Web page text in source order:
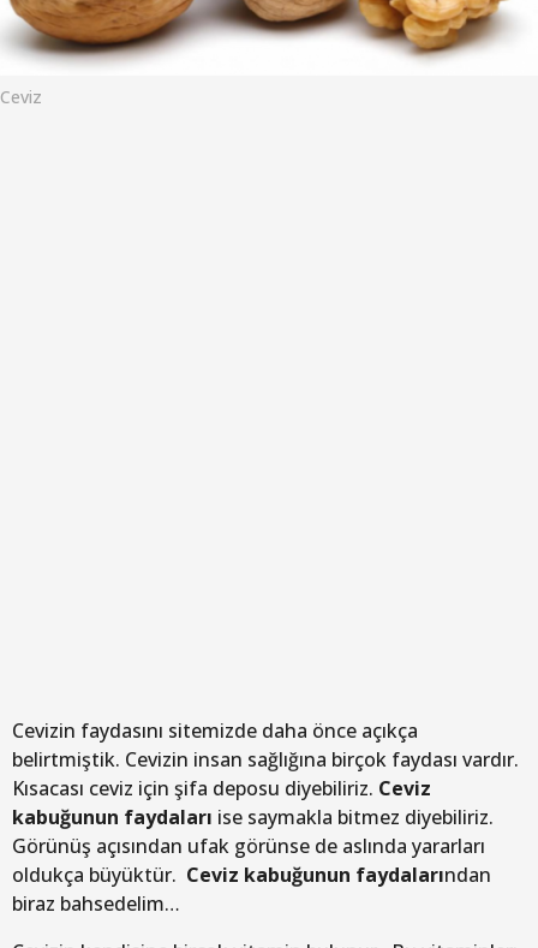
o
Ceviz
Cevizin faydasını sitemizde daha önce açıkça
belirtmiştik. Cevizin insan sağlığına birçok faydası vardır.
Kısacası ceviz için şifa deposu diyebiliriz. Ceviz
kabuğunun faydaları ise saymakla bitmez diyebiliriz.
Görünüş açısından ufak görünse de aslında yararları
oldukça büyüktür. Ceviz kabuğunun faydalarından
biraz bahsedelim…